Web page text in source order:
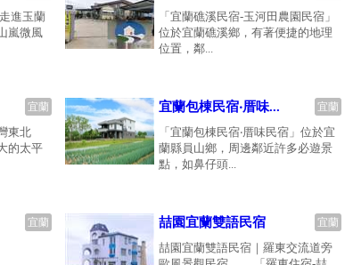
進玉蘭
嵐微風
「宜蘭礁溪民宿-玉河田農園民宿」
位於宜蘭礁溪鄉，有著便捷的地理
位置，鄰...
宜蘭
東北
的太平
宜蘭
宜蘭包棟民宿‧厝味...
「宜蘭包棟民宿‧厝味民宿」位於宜
蘭縣員山鄉，周邊鄰近許多必遊景
點，如鼻仔頭...
宜蘭 宜蘭
喆園宜蘭雙語民宿
喆園宜蘭雙語民宿｜羅東交流道旁